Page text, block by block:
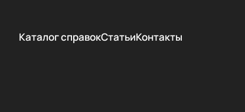
Каталог справокСтатьиКонтакты